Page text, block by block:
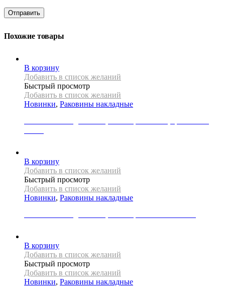
Похожие товары
В корзину
Добавить в список желаний
Быстрый просмотр
Добавить в список желаний
Новинки, Раковины накладные
В корзину
Добавить в список желаний
Быстрый просмотр
Добавить в список желаний
Новинки, Раковины накладные
В корзину
Добавить в список желаний
Быстрый просмотр
Добавить в список желаний
Новинки, Раковины накладные